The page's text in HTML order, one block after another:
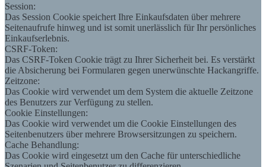
Session:
Das Session Cookie speichert Ihre Einkaufsdaten über mehrere
Seitenaufrufe hinweg und ist somit unerlässlich für Ihr persönliches
Einkaufserlebnis.
CSRF-Token:
Das CSRF-Token Cookie trägt zu Ihrer Sicherheit bei. Es verstärkt
die Absicherung bei Formularen gegen unerwünschte Hackangriffe.
Zeitzone:
Das Cookie wird verwendet um dem System die aktuelle Zeitzone
des Benutzers zur Verfügung zu stellen.
Cookie Einstellungen:
Das Cookie wird verwendet um die Cookie Einstellungen des
Seitenbenutzers über mehrere Browsersitzungen zu speichern.
Cache Behandlung:
Das Cookie wird eingesetzt um den Cache für unterschiedliche